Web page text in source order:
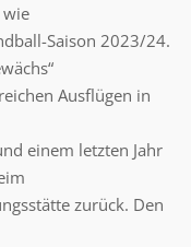
wie
Saison 2023/24.
Ausflügen in
einem letzten Jahr
zurück. Den